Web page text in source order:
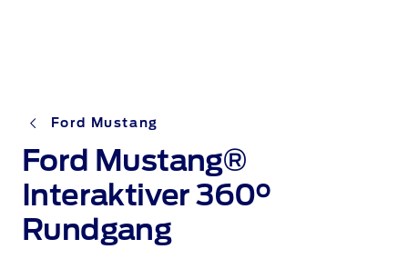
Ford Mustang
Ford Mustang®
Interaktiver 360°
Rundgang